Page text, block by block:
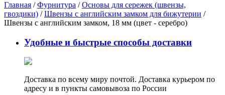
Главная /Фурнитура /Основы для сережек (швензы,
гвоздики) /Швензы с английским замком для бижутерии /
Швензы с английским замком, 18 мм (цвет - серебро)
Удобные и быстрые способы доставки
Доставка по всему миру почтой. Доставка курьером по
адресу и в пункты самовывоза по России